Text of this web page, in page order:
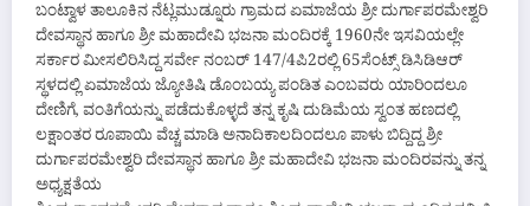
ಬಂಟ್ವಾಳ ತಾಲೂಕಿನ ನೆಟ್ಲಮುಡ್ನೂರು ಗ್ರಾಮದ ಏಮಾಜೆಯ ಶ್ರೀ ದುರ್ಗಾಪರಮೇಶ್ವರಿ
ದೇವಸ್ಥಾನ ಹಾಗೂ ಶ್ರೀ ಮಹಾದೇವಿ ಭಜನಾ ಮಂದಿರಕ್ಕೆ 1960ನೇ ಇಸವಿಯಲ್ಲೇ
ಸರ್ಕಾರ ಮೀಸಲಿರಿಸಿದ್ದ ಸರ್ವೇ ನಂಬರ್ 147/4ಪಿ2ರಲ್ಲಿ 65ಸೆಂಟ್ಸ್ ಡಿಸಿಡಿಆರ್
ಸ್ಥಳದಲ್ಲಿ ಏಮಾಜೆಯ ಜ್ಯೋತಿಷಿ ಡೊಂಬಯ್ಯ ಪಂಡಿತ ಎಂಬವರು ಯಾರಿಂದಲೂ
ದೇಣಿಗೆ, ವಂತಿಗೆಯನ್ನು ಪಡೆದುಕೊಳ್ಳದೆ ತನ್ನ ಕೃಷಿ ದುಡಿಮೆಯ ಸ್ವಂತ ಹಣದಲ್ಲಿ
ಲಕ್ಷಾಂತರ ರೂಪಾಯಿ ವೆಚ್ಚ ಮಾಡಿ ಅನಾದಿಕಾಲದಿಂದಲೂ ಪಾಳು ಬಿದ್ದಿದ್ದ ಶ್ರೀ
ದುರ್ಗಾಪರಮೇಶ್ವರಿ ದೇವಸ್ಥಾನ ಹಾಗೂ ಶ್ರೀ ಮಹಾದೇವಿ ಭಜನಾ ಮಂದಿರವನ್ನು ತನ್ನ
ಅಧ್ಯಕ್ಷತೆಯ